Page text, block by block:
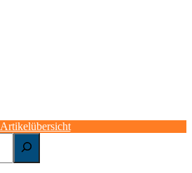
Artikelübersicht